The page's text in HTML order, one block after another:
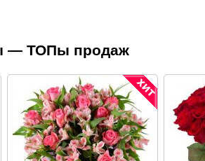
— ТОПы продаж